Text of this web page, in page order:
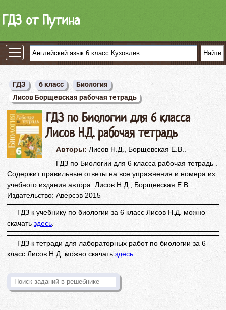
ГДЗ от Путина
ГДЗ 6 класс
Биология
Лисов Борщевская рабочая тетрадь
ГДЗ по Биологии для 6 класса
Лисов Н.Д. рабочая тетрадь
Авторы: Лисов Н.Д., Борщевская Е.В..
ГДЗ по Биологии для 6 класса рабочая тетрадь .
Содержит правильные ответы на все упражнения и номера из
учебного издания автора: Лисов Н.Д., Борщевская Е.В..
Издательство: Аверсэв 2015
ГДЗ к учебнику по биологии за 6 класс Лисов Н.Д. можно
скачать здесь.
ГДЗ к тетради для лабораторных работ по биологии за 6
класс Лисов Н.Д. можно скачать здесь.